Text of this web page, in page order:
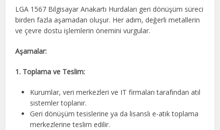
LGA 1567 Bilgisayar Anakartı Hurdaları geri dönüşüm süreci
birden fazla aşamadan oluşur. Her adım, değerli metallerin
ve çevre dostu işlemlerin önemini vurgular.
Aşamalar:
1. Toplama ve Teslim:
Kurumlar, veri merkezleri ve IT firmaları tarafından atıl
sistemler toplanır.
Geri dönüşüm tesislerine ya da lisanslı e-atık toplama
merkezlerine teslim edilir.